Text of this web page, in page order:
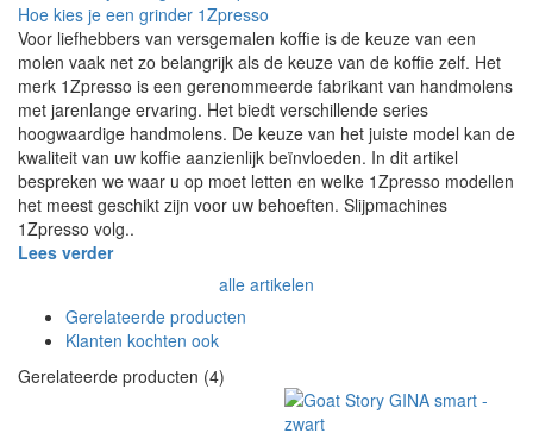
Hoe kies je een grinder 1Zpresso
Voor liefhebbers van versgemalen koffie is de keuze van een
molen vaak net zo belangrijk als de keuze van de koffie zelf. Het
merk 1Zpresso is een gerenommeerde fabrikant van handmolens
met jarenlange ervaring. Het biedt verschillende series
hoogwaardige handmolens. De keuze van het juiste model kan de
kwaliteit van uw koffie aanzienlijk beïnvloeden. In dit artikel
bespreken we waar u op moet letten en welke 1Zpresso modellen
het meest geschikt zijn voor uw behoeften. Slijpmachines
1Zpresso volg..
Lees verder
alle artikelen
Gerelateerde producten
Klanten kochten ook
Gerelateerde producten (4)